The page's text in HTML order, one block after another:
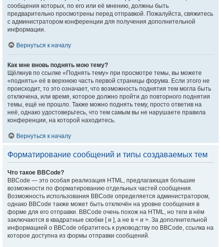
сообщения которых, по его или её мнению, должны быть
предварительно просмотрены перед отправкой. Пожалуйста, свяжитесь
с администратором конференции для получения дополнительной
информации.
Вернуться к началу
Как мне вновь поднять мою тему?
Щёлкнув по ссылке «Поднять тему» при просмотре темы, вы можете
«поднять» её в верхнюю часть первой страницы форума. Если этого не
происходит, то это означает, что возможность поднятия тем могла быть
отключена, или время, которое должно пройти до повторного поднятия
темы, ещё не прошло. Также можно поднять тему, просто ответив на
неё, однако удостоверьтесь, что тем самым вы не нарушаете правила
конференции, на которой находитесь.
Вернуться к началу
Форматирование сообщений и типы создаваемых тем
Что такое BBCode?
BBCode — это особая реализация HTML, предлагающая большие
возможности по форматированию отдельных частей сообщения.
Возможность использования BBCode определяется администратором,
однако BBCode также может быть отключён на уровне сообщения в
форме для его отправки. BBCode очень похож на HTML, но теги в нём
заключаются в квадратные скобки [ и ], а не в < и >. За дополнительной
информацией о BBCode обратитесь к руководству по BBCode, ссылка на
которое доступна из формы отправки сообщений.